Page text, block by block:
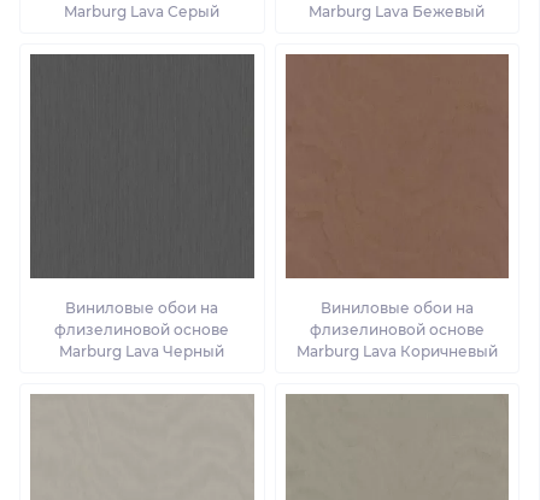
Marburg Lava Серый
Marburg Lava Бежевый
Виниловые обои на
флизелиновой основе
Marburg Lava Черный
Виниловые обои на
флизелиновой основе
Marburg Lava Коричневый